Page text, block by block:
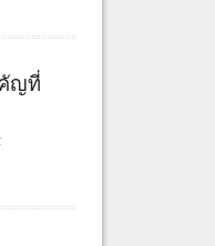
ญที่